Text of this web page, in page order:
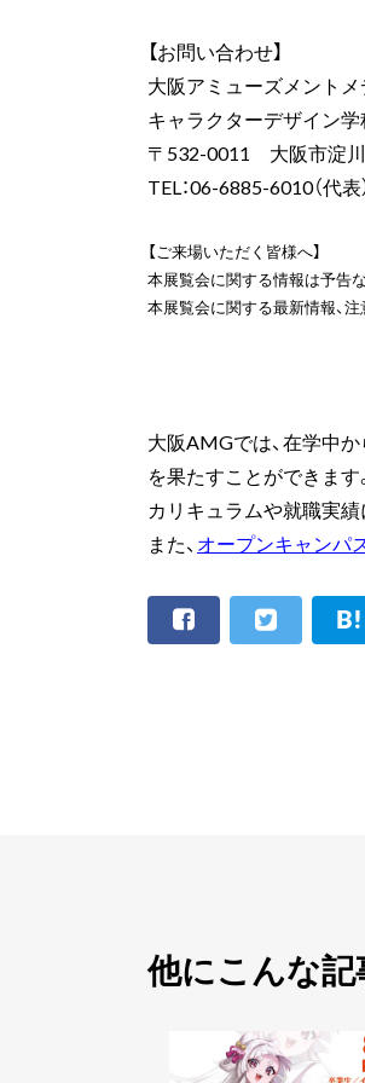
【お問い合わせ】
大阪アミューズメント
キャラクターデザイン
〒532-0011 大阪市淀
TEL：06-6885-6010（代表
【ご来場いただく皆様へ】
本展覧会に関する情報は予告
本展覧会に関する最新情報、
大阪AMGでは、在学中
を果たすことができます
カリキュラムや就職実
また、 オープンキャンパ
他にこんな